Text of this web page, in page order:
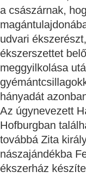
a császárnak,
udvari
ékszerszettet
meggyilkolása
hányadát
Az úgynevezett
Hofburgban
továbbá Zita
nászajándékba
ékszerház